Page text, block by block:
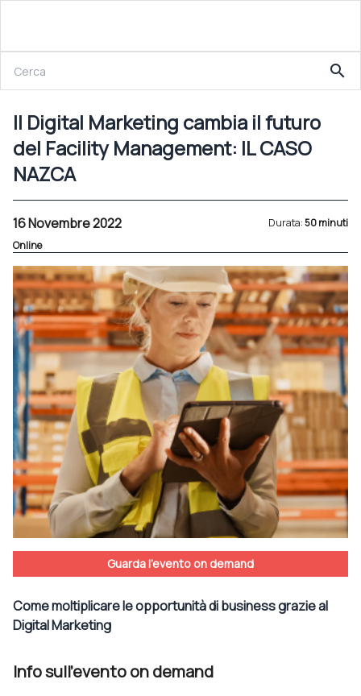
Il Digital Marketing cambia il futuro del Facility Management: IL CASO NAZCA
search
Il Digital Marketing cambia il futuro
del Facility Management: IL CASO
NAZCA
16 Novembre 2022 Durata:50 minuti
Online
Guarda l'evento on demand
Come moltiplicare le opportunità di business grazie al
Digital Marketing
Info sull'evento on demand